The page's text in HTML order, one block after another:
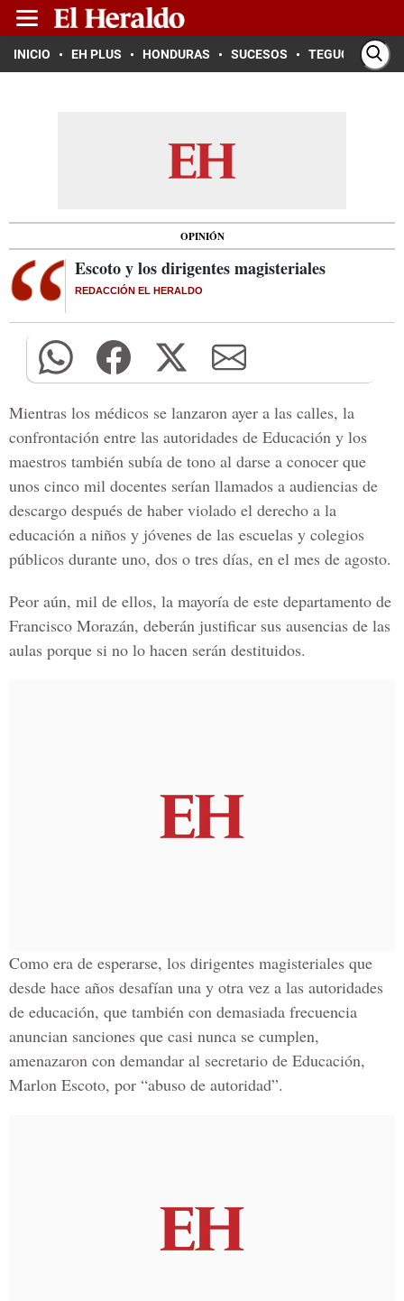
INICIO EH PLUS HONDURAS SUCESOS TEGUCIGALPA
OPINIÓN
Escoto y los dirigentes magisteriales
REDACCIÓN EL HERALDO
Mientras los médicos se lanzaron ayer a las calles, la
confrontación entre las autoridades de Educación y los
maestros también subía de tono al darse a conocer que
unos cinco mil docentes serían llamados a audiencias de
descargo después de haber violado el derecho a la
educación a niños y jóvenes de las escuelas y colegios
públicos durante uno, dos o tres días, en el mes de agosto.
Peor aún, mil de ellos, la mayoría de este departamento de
Francisco Morazán, deberán justificar sus ausencias de las
aulas porque si no lo hacen serán destituidos.
Como era de esperarse, los dirigentes magisteriales que
desde hace años desafían una y otra vez a las autoridades
de educación, que también con demasiada frecuencia
anuncian sanciones que casi nunca se cumplen,
amenazaron con demandar al secretario de Educación,
Marlon Escoto, por “abuso de autoridad”.